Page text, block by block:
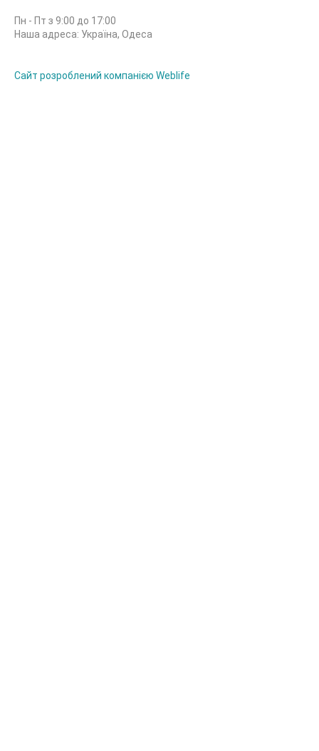
Пн - Пт з 9:00 до 17:00
Наша адреса: Україна, Одеса
Сайт розроблений компанією Weblife